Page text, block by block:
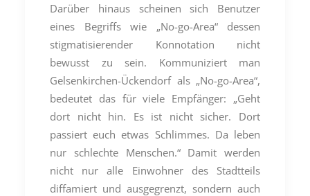
Darüber hinaus scheinen sich Benutzer
eines Begriffs wie „No-go-Area“ dessen
stigmatisierender Konnotation nicht
bewusst zu sein. Kommuniziert man
Gelsenkirchen-Ückendorf als „No-go-Area“,
bedeutet das für viele Empfänger: „Geht
dort nicht hin. Es ist nicht sicher. Dort
passiert euch etwas Schlimmes. Da leben
nur schlechte Menschen.“ Damit werden
nicht nur alle Einwohner des Stadtteils
diffamiert und ausgegrenzt, sondern auch